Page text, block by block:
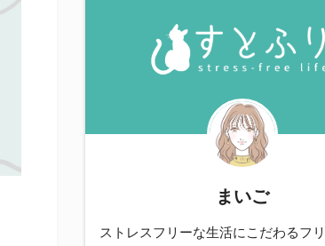
まいご
ストレスフリーな生活にこだわるフ